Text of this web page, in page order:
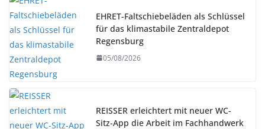
EHRET-Faltschiebeläden als Schlüssel
für das klimastabile Zentraldepot
Regensburg
05/08/2026
REISSER erleichtert mit neuer WC-
Sitz-App die Arbeit im Fachhandwerk